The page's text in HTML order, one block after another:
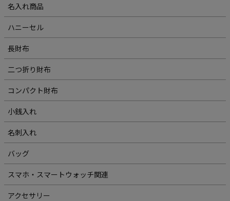
名入れ商品
ハニーセル
長財布
二つ折り財布
コンパクト財布
小銭入れ
名刺入れ
バッグ
スマホ・スマートウォッチ関連
アクセサリー